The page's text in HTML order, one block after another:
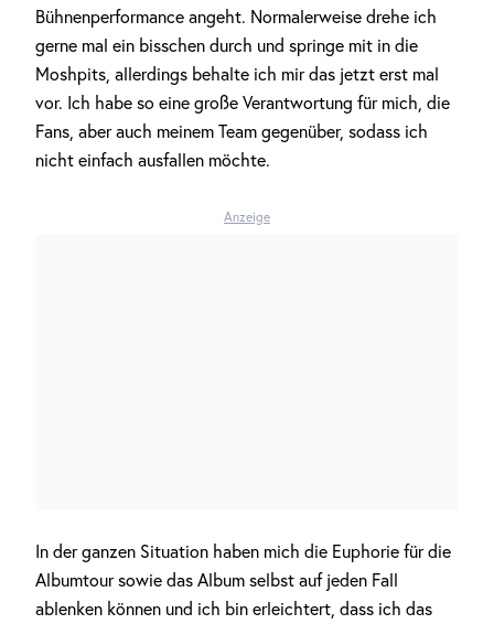
Bühnenperformance angeht. Normalerweise drehe ich
gerne mal ein bisschen durch und springe mit in die
Moshpits, allerdings behalte ich mir das jetzt erst mal
vor. Ich habe so eine große Verantwortung für mich, die
Fans, aber auch meinem Team gegenüber, sodass ich
nicht einfach ausfallen möchte.
Anzeige
In der ganzen Situation haben mich die Euphorie für die
Albumtour sowie das Album selbst auf jeden Fall
ablenken können und ich bin erleichtert, dass ich das